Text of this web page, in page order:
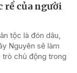
rể của người
tộc là đón dâu,
Nguyên sẽ làm
chủ động trong